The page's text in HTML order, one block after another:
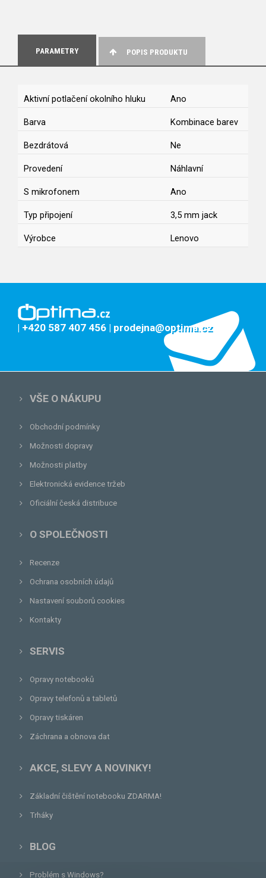
PARAMETRY POPIS PRODUKTU
Aktivní potlačení okolního hluku Ano
Barva Kombinace barev
Bezdrátová Ne
Provedení Náhlavní
S mikrofonem Ano
Typ připojení 3,5 mm jack
Výrobce Lenovo
| +420 587 407 456 | prodejna@optima.cz
VŠE O NÁKUPU
Obchodní podmínky
Možnosti dopravy
Možnosti platby
Elektronická evidence tržeb
Oficiální česká distribuce
O SPOLEČNOSTI
Recenze
Ochrana osobních údajů
Nastavení souborů cookies
Kontakty
SERVIS
Opravy notebooků
Opravy telefonů a tabletů
Opravy tiskáren
Záchrana a obnova dat
AKCE, SLEVY A NOVINKY!
Základní čištění notebooku ZDARMA!
Trháky
BLOG
Problém s Windows?